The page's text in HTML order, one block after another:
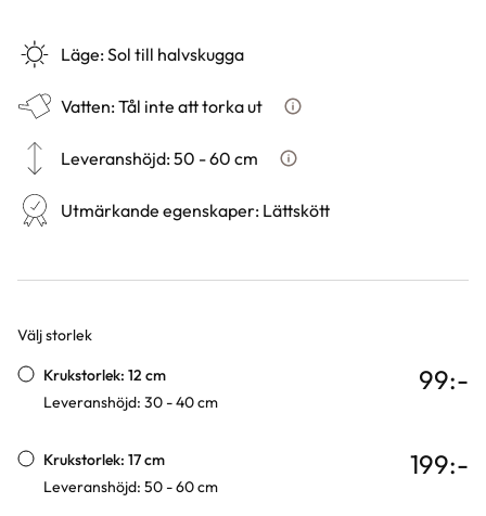
Läge:Sol till halvskugga
Vatten:Tål inte att torka ut Hur ska du vattna växten?
Leveranshöjd:50 - 60 cm Hur vi mäter leveranshöjd på
Utmärkande egenskaper: Lättskött
Välj storlek
Varianter
Krukstorlek: 12 cm
Leveranshöjd: 30 - 40 cm
99:-
Krukstorlek: 17 cm
Leveranshöjd: 50 - 60 cm
199:-